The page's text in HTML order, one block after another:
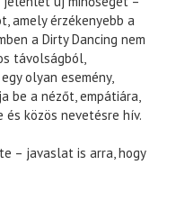
amely érzékenyebb a
a Dirty Dancing nem
távolságból,
olyan esemény,
be a nézőt, empátiára,
közös nevetésre hív.
– javaslat is arra, hogy